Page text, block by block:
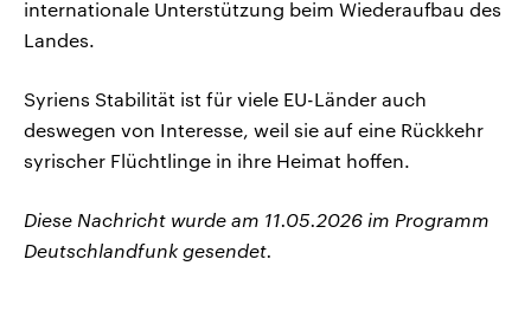
internationale Unterstützung beim Wiederaufbau des
Landes.
Syriens Stabilität ist für viele EU-Länder auch
deswegen von Interesse, weil sie auf eine Rückkehr
syrischer Flüchtlinge in ihre Heimat hoffen.
Diese Nachricht wurde am 11.05.2026 im Programm
Deutschlandfunk gesendet.